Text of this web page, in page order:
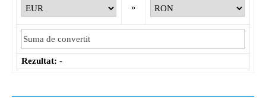
»
Rezultat: -